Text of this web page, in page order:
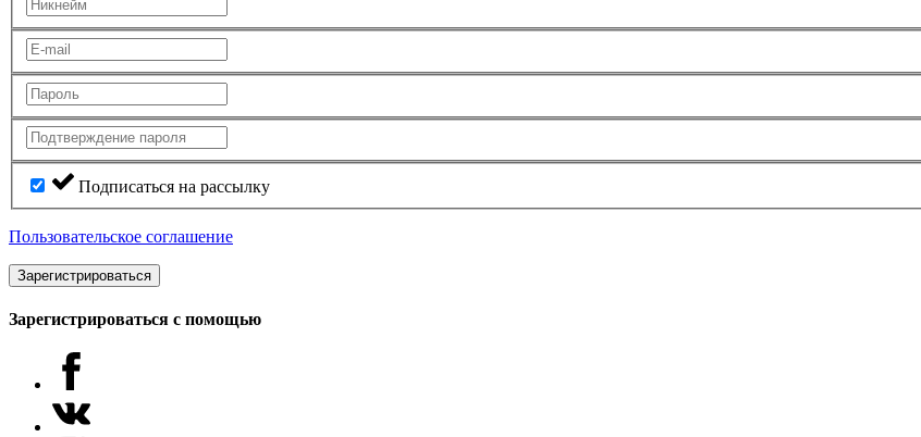
Подписаться на рассылку
Пользовательское соглашение
Зарегистрироваться
Зарегистрироваться с помощью